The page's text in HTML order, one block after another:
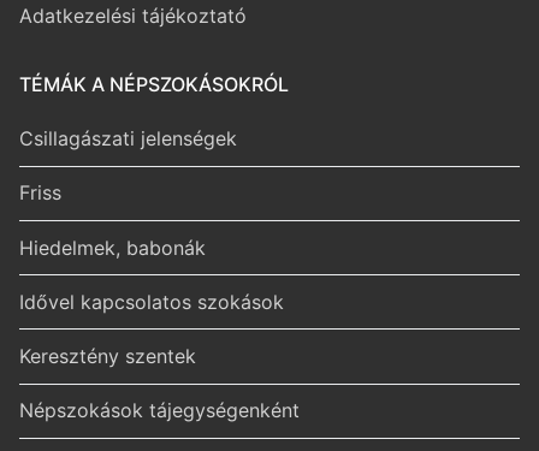
Adatkezelési tájékoztató
TÉMÁK A NÉPSZOKÁSOKRÓL
Csillagászati jelenségek
Friss
Hiedelmek, babonák
Idővel kapcsolatos szokások
Keresztény szentek
Népszokások tájegységenként